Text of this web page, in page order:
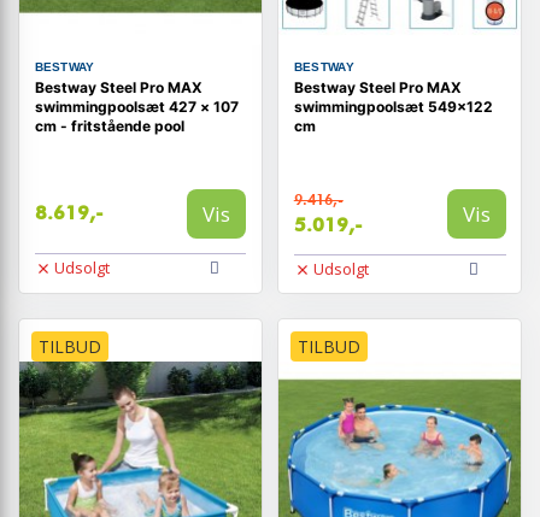
BESTWAY
Bestway Steel Pro MAX
swimmingpoolsæt 427 × 107
cm - fritstående pool
8.619,- Vis
Udsolgt
BESTWAY
Bestway Steel Pro MAX
swimmingpoolsæt 549x122
cm
9.416,-
5.019,- Vis
Udsolgt
TILBUD TILBUD